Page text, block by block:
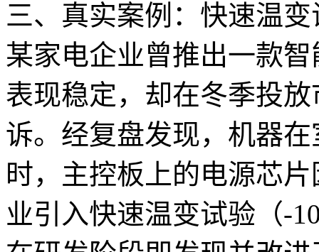
三、真实案例：快速温
某家电企业曾推出一款
表现稳定，却在冬季投
诉。经复盘发现，机器
时，主控板上的电源芯
业引入快速温变试验（